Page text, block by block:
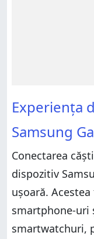
Experiența
Samsung
Conectarea
dispozitiv
ușoară.
smartphone-uri
smartwatchuri,